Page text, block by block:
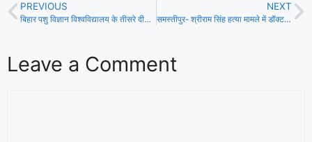
PREVIOUS
बिहार पशु विज्ञान विश्वविद्यालय के तीसरे दीक्षांत समारोह का आयोजन!
NEXT
समस्तीपुर- श्रीराम सिंह हत्या मामले में डॉक्टर मनीष कुमार को पुलिस ने किया गिरफ्तार!
Leave a Comment